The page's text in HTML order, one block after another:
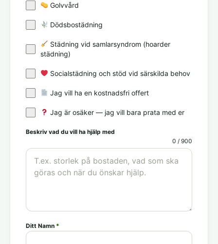
Golvvård
Dödsbostädning
Städning vid samlarsyndrom (hoarder
städning)
Socialstädning och stöd vid särskilda behov
Jag vill ha en kostnadsfri offert
Jag är osäker — jag vill bara prata med er
Beskriv vad du vill ha hjälp med
0 / 900
Ditt Namn *